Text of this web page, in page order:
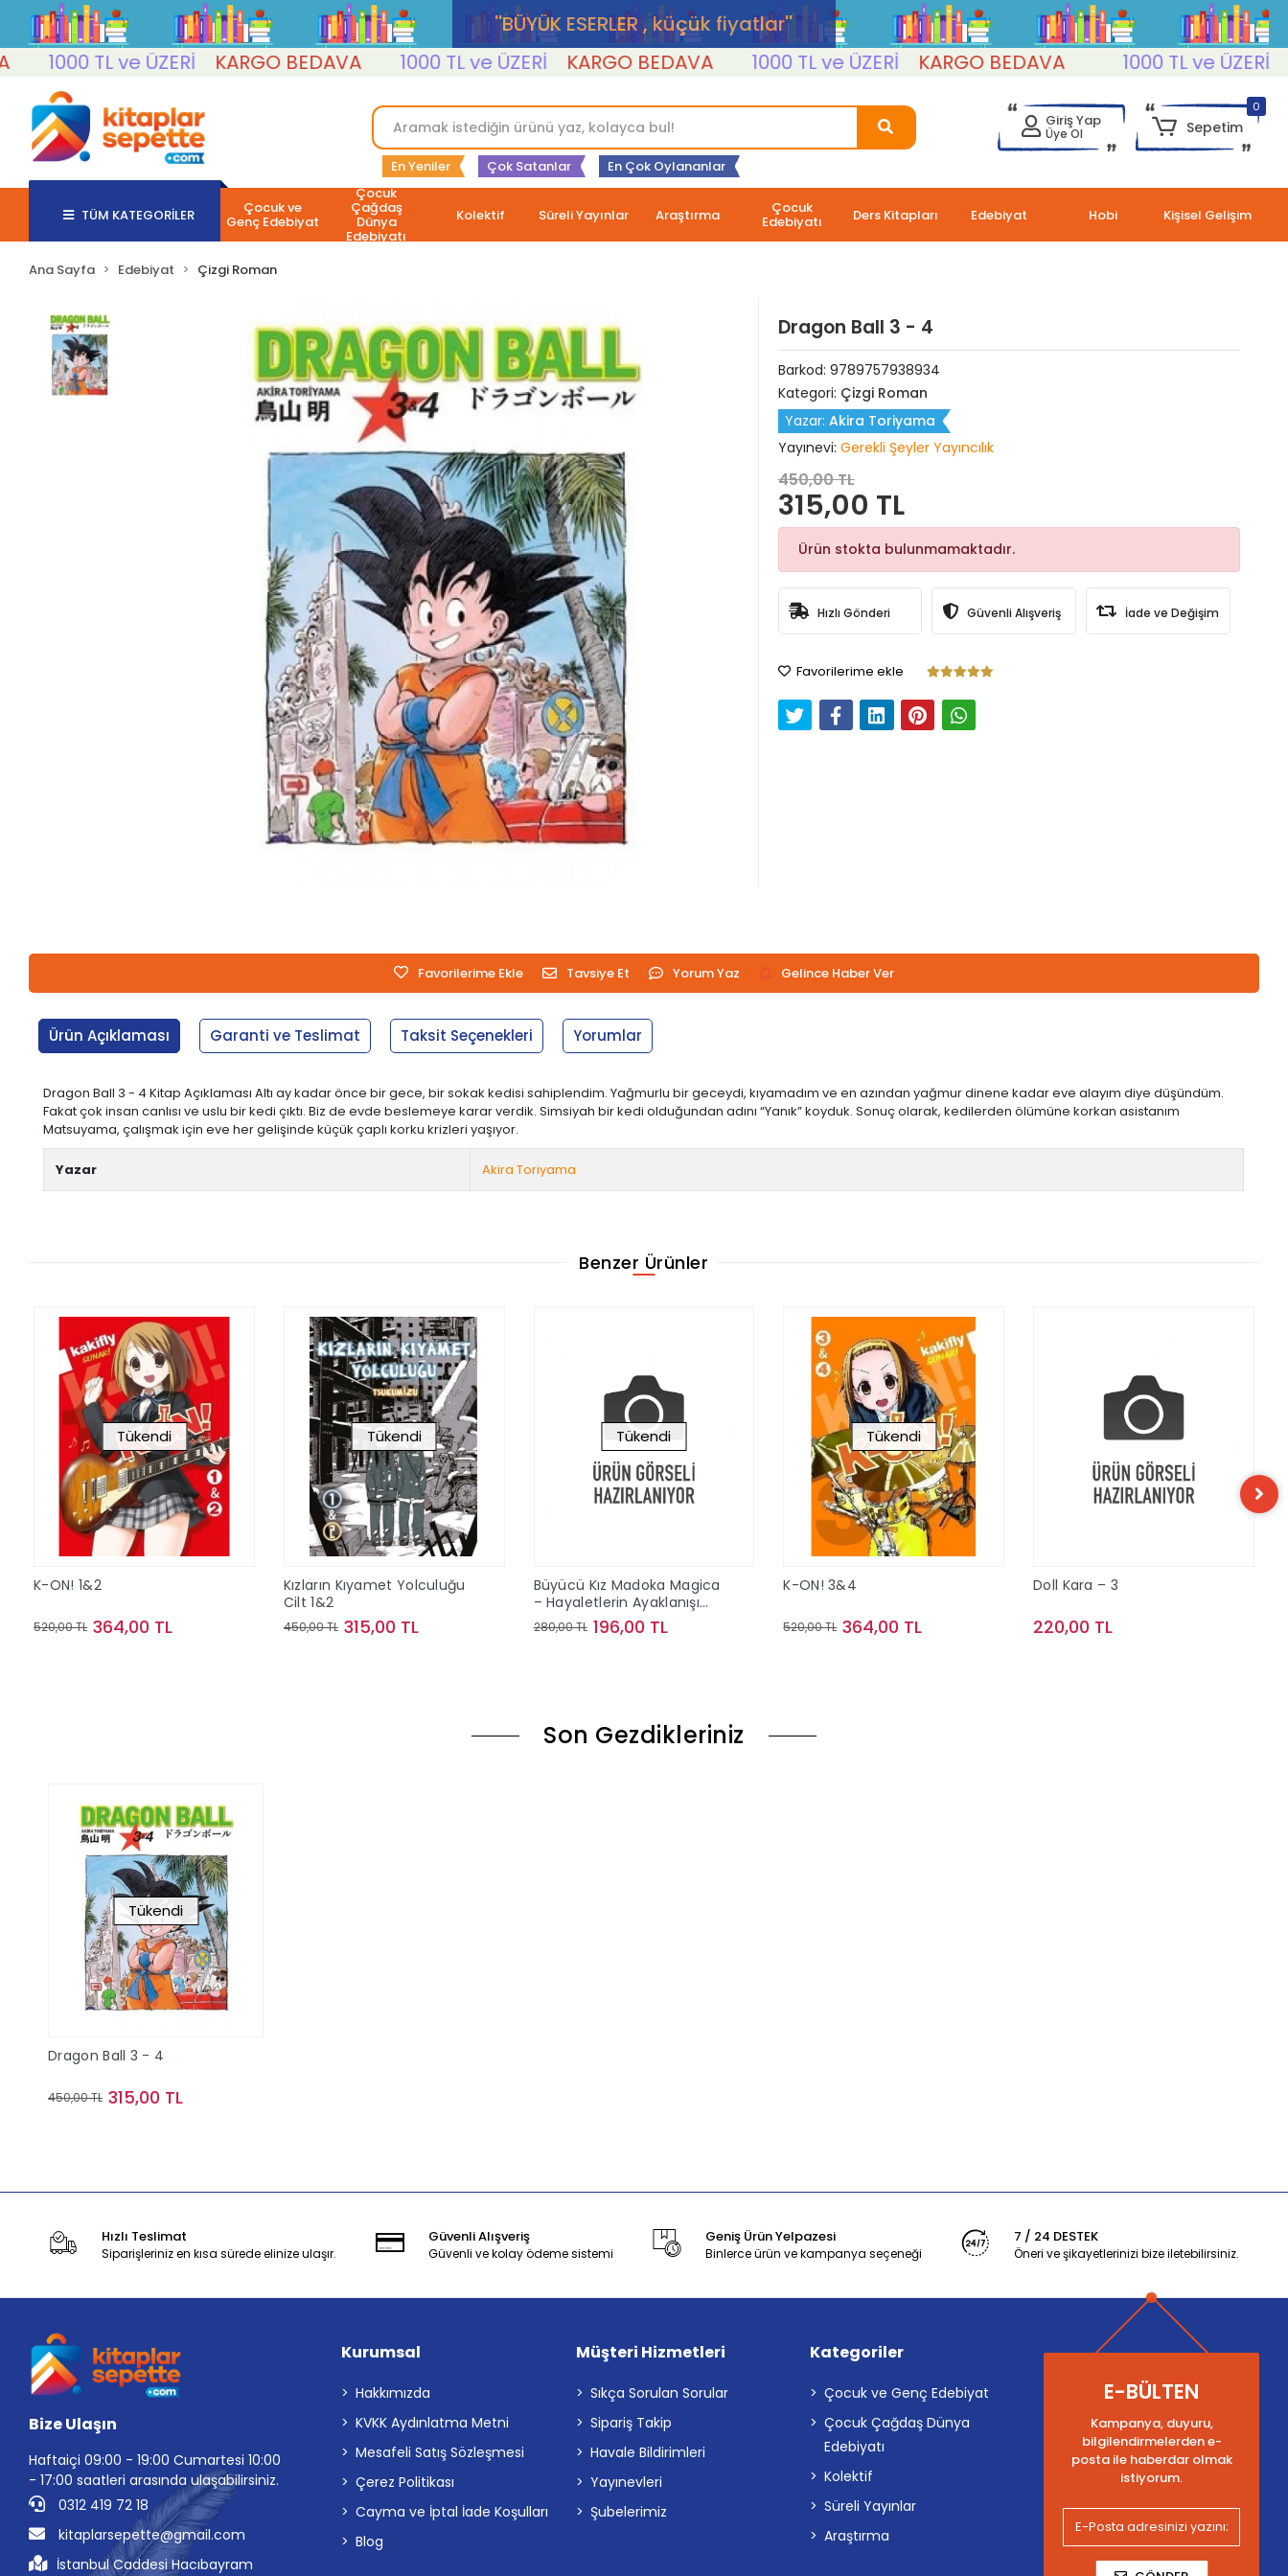
''BÜYÜK ESERLER , küçük fiyatlar''
1000 TL ve ÜZERİ
KARGO BEDAVA 1000 TL ve ÜZERİ KARGO BEDAVA 1000 TL ve ÜZERİ KARGO BEDAVA 1000 TL ve ÜZERİ
En Yeniler Çok Satanlar En Çok Oylananlar
Giriş Yap
Üye Ol
0
Sepetim
TÜM KATEGORİLER Çocuk ve
Genç Edebiyat
Çocuk
Çağdaş
Dünya
Edebiyatı
Kolektif Süreli Yayınlar Araştırma Çocuk
Edebiyatı Ders Kitapları Edebiyat Hobi Kişisel Gelişim
Ana Sayfa Edebiyat Çizgi Roman
Dragon Ball 3 - 4
Barkod: 9789757938934
Kategori: Çizgi Roman
Yazar: Akira Toriyama
Yayınevi: Gerekli Şeyler Yayıncılık
450,00 TL
315,00 TL
Ürün stokta bulunmamaktadır.
Hızlı Gönderi Güvenli Alışveriş İade ve Değişim
Favorilerime ekle
Favorilerime Ekle Tavsiye Et Yorum Yaz Gelince Haber Ver
Ürün Açıklaması Garanti ve Teslimat Taksit Seçenekleri Yorumlar
Dragon Ball 3 - 4 Kitap Açıklaması Altı ay kadar önce bir gece, bir sokak kedisi sahiplendim. Yağmurlu bir geceydi, kıyamadım ve en azından yağmur dinene kadar eve alayım diye düşündüm.
Fakat çok insan canlısı ve uslu bir kedi çıktı. Biz de evde beslemeye karar verdik. Simsiyah bir kedi olduğundan adını “Yanık” koyduk. Sonuç olarak, kedilerden ölümüne korkan asistanım
Matsuyama, çalışmak için eve her gelişinde küçük çaplı korku krizleri yaşıyor.
Yazar Akira Toriyama
Benzer Ürünler
Tükendi
K-ON! 1&2
520,00 TL 364,00 TL
Tükendi
Kızların Kıyamet Yolculuğu
Cilt 1&2
450,00 TL 315,00 TL
Tükendi
Büyücü Kız Madoka Magica
– Hayaletlerin Ayaklanışı
Cilt 1
280,00 TL 196,00 TL
Tükendi
K-ON! 3&4
520,00 TL 364,00 TL
Doll Kara – 3
220,00 TL
Son Gezdikleriniz
Tükendi
Dragon Ball 3 - 4
450,00 TL 315,00 TL
Hızlı Teslimat
Siparişleriniz en kısa sürede elinize ulaşır.
Güvenli Alışveriş
Güvenli ve kolay ödeme sistemi
Geniş Ürün Yelpazesi
Binlerce ürün ve kampanya seçeneği
7 / 24 DESTEK
Öneri ve şikayetlerinizi bize iletebilirsiniz.
Bize Ulaşın
Haftaiçi 09:00 - 19:00 Cumartesi 10:00
- 17:00 saatleri arasında ulaşabilirsiniz.
0312 419 72 18
kitaplarsepette@gmail.com
İstanbul Caddesi Hacıbayram
Kurumsal
Hakkımızda
KVKK Aydınlatma Metni
Mesafeli Satış Sözleşmesi
Çerez Politikası
Cayma ve İptal İade Koşulları
Blog
Müşteri Hizmetleri
Sıkça Sorulan Sorular
Sipariş Takip
Havale Bildirimleri
Yayınevleri
Şubelerimiz
Kategoriler
Çocuk ve Genç Edebiyat
Çocuk Çağdaş Dünya
Edebiyatı
Kolektif
Süreli Yayınlar
Araştırma
E-BÜLTEN
Kampanya, duyuru,
bilgilendirmelerden e-
posta ile haberdar olmak
istiyorum.